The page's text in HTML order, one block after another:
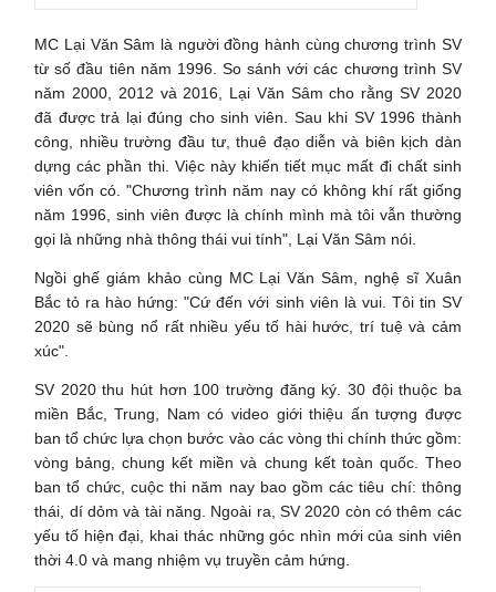
MC Lại Văn Sâm là người đồng hành cùng chương trình SV
từ số đầu tiên năm 1996. So sánh với các chương trình SV
năm 2000, 2012 và 2016, Lại Văn Sâm cho rằng SV 2020
đã được trả lại đúng cho sinh viên. Sau khi SV 1996 thành
công, nhiều trường đầu tư, thuê đạo diễn và biên kịch dàn
dựng các phần thi. Việc này khiến tiết mục mất đi chất sinh
viên vốn có. "Chương trình năm nay có không khí rất giống
năm 1996, sinh viên được là chính mình mà tôi vẫn thường
gọi là những nhà thông thái vui tính", Lại Văn Sâm nói.
Ngồi ghế giám khảo cùng MC Lại Văn Sâm, nghệ sĩ Xuân
Bắc tỏ ra hào hứng: "Cứ đến với sinh viên là vui. Tôi tin SV
2020 sẽ bùng nổ rất nhiều yếu tố hài hước, trí tuệ và cảm
xúc".
SV 2020 thu hút hơn 100 trường đăng ký. 30 đội thuộc ba
miền Bắc, Trung, Nam có video giới thiệu ấn tượng được
ban tổ chức lựa chọn bước vào các vòng thi chính thức gồm:
vòng bảng, chung kết miền và chung kết toàn quốc. Theo
ban tổ chức, cuộc thi năm nay bao gồm các tiêu chí: thông
thái, dí dỏm và tài năng. Ngoài ra, SV 2020 còn có thêm các
yếu tố hiện đại, khai thác những góc nhìn mới của sinh viên
thời 4.0 và mang nhiệm vụ truyền cảm hứng.